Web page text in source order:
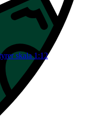
skala 1:12